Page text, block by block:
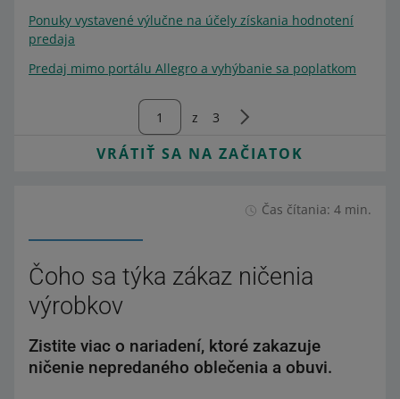
Ponuky vystavené výlučne na účely získania hodnotení
predaja
Predaj mimo portálu Allegro a vyhýbanie sa poplatkom
z 3
VRÁTIŤ SA NA ZAČIATOK
Čas čítania: 4 min.
Čoho sa týka zákaz ničenia
výrobkov
Zistite viac o nariadení, ktoré zakazuje
ničenie nepredaného oblečenia a obuvi.